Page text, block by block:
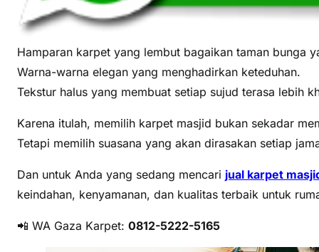
i
G
a
K
p
e
,
Hamparan karpet yang lembut bagaikan taman bunga
Warna-warna elegan yang menghadirkan keteduhan.
Tekstur halus yang membuat setiap sujud terasa lebih
Karena itulah, memilih karpet masjid bukan sekadar
Tetapi memilih suasana yang akan dirasakan setiap
Dan untuk Anda yang sedang mencari jual karpet
keindahan, kenyamanan, dan kualitas terbaik untuk
📲 WA Gaza Karpet: 0812-5222-5165